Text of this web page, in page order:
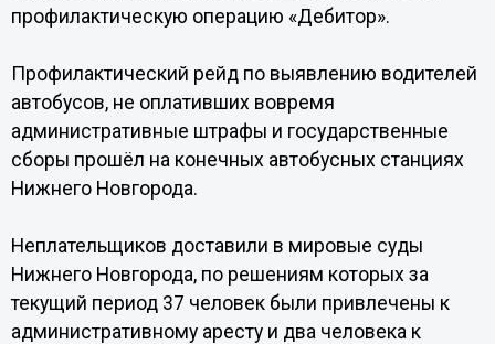
профилактическую операцию «Дебитор».
Профилактический рейд по выявлению водителей
автобусов, не оплативших вовремя
административные штрафы и государственные
сборы прошёл на конечных автобусных станциях
Нижнего Новгорода.
Неплательщиков доставили в мировые суды
Нижнего Новгорода, по решениям которых за
текущий период 37 человек были привлечены к
административному аресту и два человека к